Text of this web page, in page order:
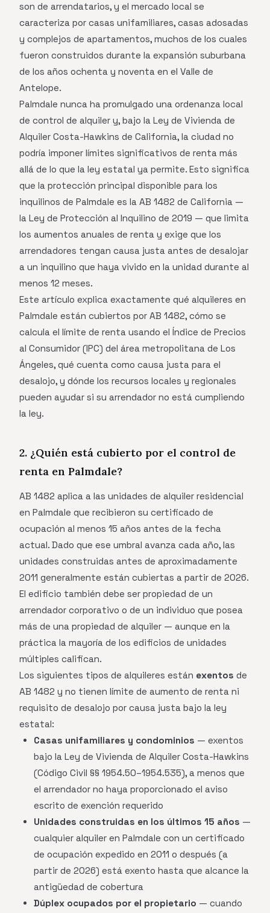
son de arrendatarios, y el mercado local se
caracteriza por casas unifamiliares, casas adosadas
y complejos de apartamentos, muchos de los cuales
fueron construidos durante la expansión suburbana
de los años ochenta y noventa en el Valle de
Antelope.
Palmdale nunca ha promulgado una ordenanza local
de control de alquiler y, bajo la Ley de Vivienda de
Alquiler Costa-Hawkins de California, la ciudad no
podría imponer límites significativos de renta más
allá de lo que la ley estatal ya permite. Esto significa
que la protección principal disponible para los
inquilinos de Palmdale es la AB 1482 de California —
la Ley de Protección al Inquilino de 2019 — que limita
los aumentos anuales de renta y exige que los
arrendadores tengan causa justa antes de desalojar
a un inquilino que haya vivido en la unidad durante al
menos 12 meses.
Este artículo explica exactamente qué alquileres en
Palmdale están cubiertos por AB 1482, cómo se
calcula el límite de renta usando el Índice de Precios
al Consumidor (IPC) del área metropolitana de Los
Ángeles, qué cuenta como causa justa para el
desalojo, y dónde los recursos locales y regionales
pueden ayudar si su arrendador no está cumpliendo
la ley.
2. ¿Quién está cubierto por el control de
renta en Palmdale?
AB 1482 aplica a las unidades de alquiler residencial
en Palmdale que recibieron su certificado de
ocupación al menos 15 años antes de la fecha
actual. Dado que ese umbral avanza cada año, las
unidades construidas antes de aproximadamente
2011 generalmente están cubiertas a partir de 2026.
El edificio también debe ser propiedad de un
arrendador corporativo o de un individuo que posea
más de una propiedad de alquiler — aunque en la
práctica la mayoría de los edificios de unidades
múltiples califican.
Los siguientes tipos de alquileres están exentos de
AB 1482 y no tienen límite de aumento de renta ni
requisito de desalojo por causa justa bajo la ley
estatal:
Casas unifamiliares y condominios — exentos
bajo la Ley de Vivienda de Alquiler Costa-Hawkins
(Código Civil §§ 1954.50–1954.535), a menos que
el arrendador no haya proporcionado el aviso
escrito de exención requerido
Unidades construidas en los últimos 15 años —
cualquier alquiler en Palmdale con un certificado
de ocupación expedido en 2011 o después (a
partir de 2026) está exento hasta que alcance la
antigüedad de cobertura
Dúplex ocupados por el propietario — cuando